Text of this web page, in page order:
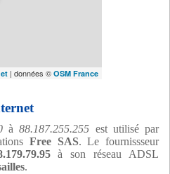
| données © OSM France
à88.187.255.255 est utilisé par
Free SAS. Le fournissseur
à son réseau ADSL
.